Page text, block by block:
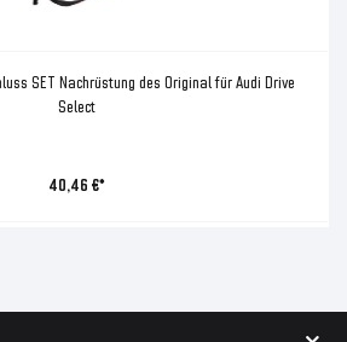
SET Nachrüstung des Original für Audi Drive
Select
40,46 €*